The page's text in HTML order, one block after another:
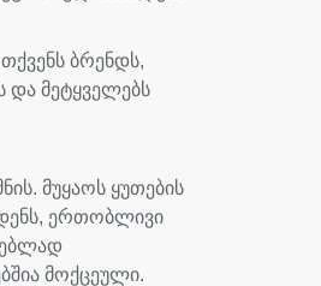
ბრენდს,
და მეტყველებს
მუყაოს ყუთების
ერთობლივი
მოქცეული.